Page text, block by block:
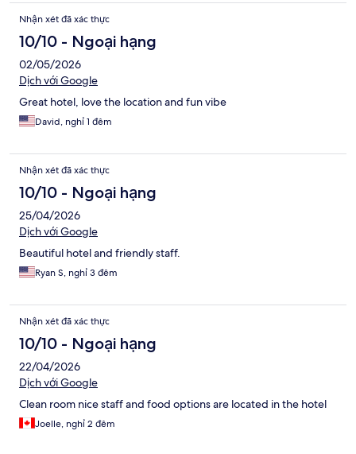
Nhận xét đã xác thực
10/10 - Ngoại hạng
02/05/2026
Dịch với Google
Great hotel, love the location and fun vibe
David, nghỉ 1 đêm
Nhận xét đã xác thực
10/10 - Ngoại hạng
25/04/2026
Dịch với Google
Beautiful hotel and friendly staff.
Ryan S, nghỉ 3 đêm
Nhận xét đã xác thực
10/10 - Ngoại hạng
22/04/2026
Dịch với Google
Clean room nice staff and food options are located in the hotel
Joelle, nghỉ 2 đêm